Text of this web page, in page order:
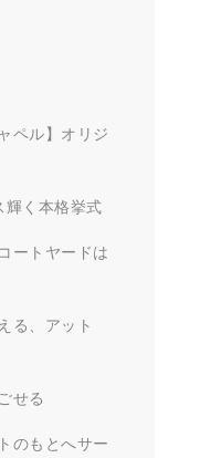
ペル】オリジ
輝く本格挙式
ートヤードは
る、アット
せる
のもとへサー